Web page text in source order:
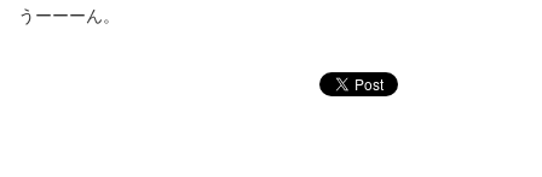
うーーーん。